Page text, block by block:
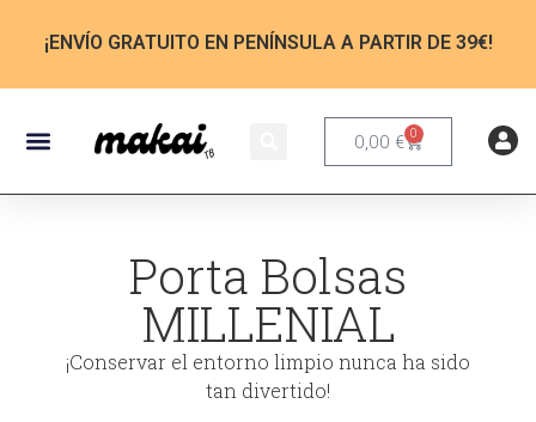
¡ENVÍO GRATUITO EN PENÍNSULA A PARTIR DE 39€!
0,00 € 0
Porta Bolsas
MILLENIAL
¡Conservar el entorno limpio nunca ha sido
tan divertido!